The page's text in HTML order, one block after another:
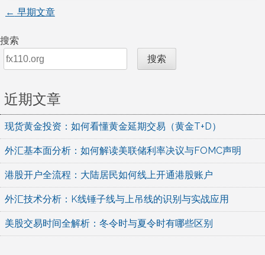
文
章
导
航
← 早期文章
搜索
搜索
近期文章
现货黄金投资：如何看懂黄金延期交易（黄金T+D）
外汇基本面分析：如何解读美联储利率决议与FOMC声明
港股开户全流程：大陆居民如何线上开通港股账户
外汇技术分析：K线锤子线与上吊线的识别与实战应用
美股交易时间全解析：冬令时与夏令时有哪些区别